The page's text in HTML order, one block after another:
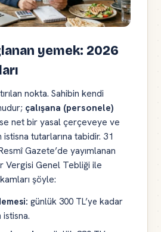
yemek: 2026
nokta. Sahibin kendi
çalışana (personele)
net bir yasal çerçeveye ve
tutarlarına tabidir. 31
Gazete’de yayımlanan
Vergisi Genel Tebliği ile
şöyle:
günlük 300 TL’ye kadar